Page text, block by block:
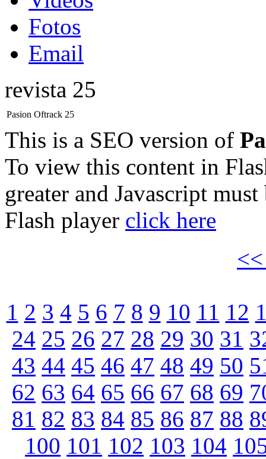
Fotos
Email
revista 25
Pasion Oftrack 25
This is a SEO version of
To view this content in
greater and Javascript
Flash player click here
1 2 3 4 5 6 7 8 9 10 11 12
24 25 26 27 28 29 30 31
43 44 45 46 47 48 49 50
62 63 64 65 66 67 68 69
81 82 83 84 85 86 87 88
100 101 102 103 104